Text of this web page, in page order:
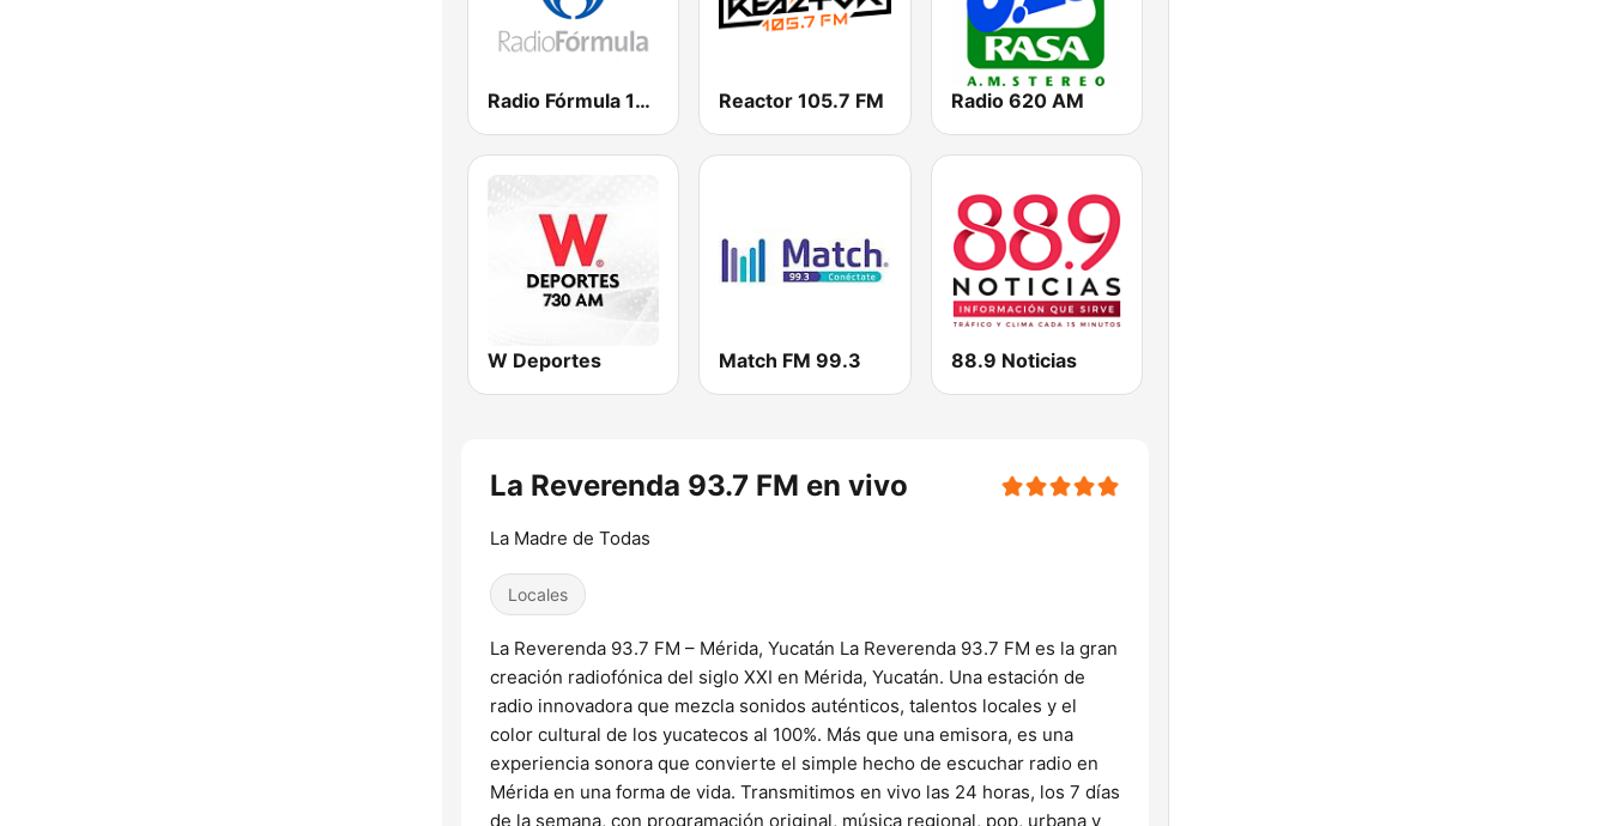
Radio Fórmula 104.1 FM Reactor 105.7 FM Radio 620 AM
W Deportes Match FM 99.3 88.9 Noticias
La Reverenda 93.7 FM en vivo
La Madre de Todas
Locales
La Reverenda 93.7 FM – Mérida, Yucatán La Reverenda 93.7 FM es la gran
creación radiofónica del siglo XXI en Mérida, Yucatán. Una estación de
radio innovadora que mezcla sonidos auténticos, talentos locales y el
color cultural de los yucatecos al 100%. Más que una emisora, es una
experiencia sonora que convierte el simple hecho de escuchar radio en
Mérida en una forma de vida. Transmitimos en vivo las 24 horas, los 7 días
de la semana, con programación original, música regional, pop, urbana y